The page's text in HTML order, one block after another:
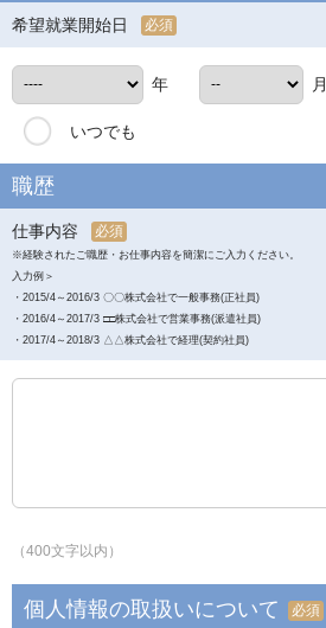
希望就業開始日 必須
年 月
いつでも
職歴
仕事内容 必須
※経験されたご職歴・お仕事内容を簡潔にご入力ください。
入力例＞
・2015/4～2016/3 〇〇株式会社で一般事務(正社員)
・2016/4～2017/3 □□株式会社で営業事務(派遣社員)
・2017/4～2018/3 △△株式会社で経理(契約社員)
（400文字以内）
個人情報の取扱いについて 必須